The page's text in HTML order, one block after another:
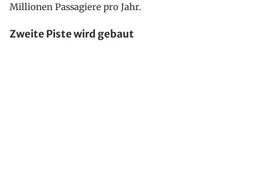
Millionen Passagiere pro Jahr.
Zweite Piste wird gebaut